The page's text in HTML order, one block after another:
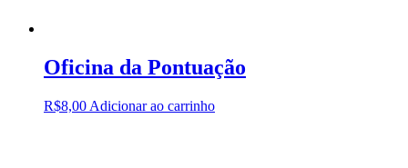
Oficina da Pontuação
R$8,00 Adicionar ao carrinho